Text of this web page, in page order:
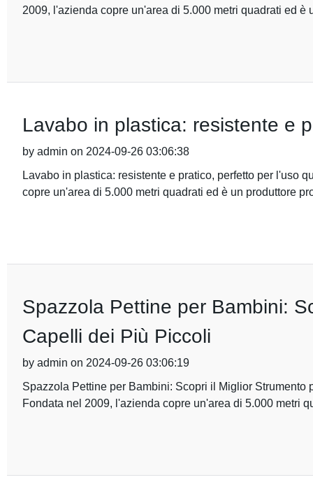
2009, l'azienda copre un'area di 5.000 metri quadrati ed è
Lavabo in plastica: resistente e
by admin on 2024-09-26 03:06:38
Lavabo in plastica: resistente e pratico, perfetto per l'uso
copre un'area di 5.000 metri quadrati ed è un produttore
Spazzola Pettine per Bambini:
Capelli dei Più Piccoli
by admin on 2024-09-26 03:06:19
Spazzola Pettine per Bambini: Scopri il Miglior
Fondata nel 2009, l'azienda copre un'area di 5.000 metri